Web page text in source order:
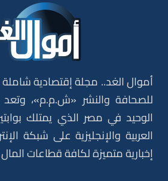
أموال الغد.. مجلة إقتصادية
للصحافة والنشر «ش.م.م»، وتعد
الوحيد في مصر الذي يمتلك
العربية والإنجليزية على شبكة
إخبارية متميزة لكافة قطاعات